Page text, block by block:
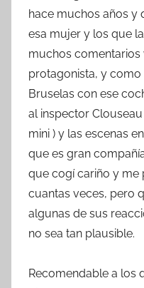
hace muchos años y
esa mujer y los que
muchos comentarios
protagonista, y
Bruselas con ese
al inspector
mini ) y las escenas
que es gran
que cogí cariño y me
cuantas veces, pero
algunas de sus
no sea tan plausible.
Recomendable a los